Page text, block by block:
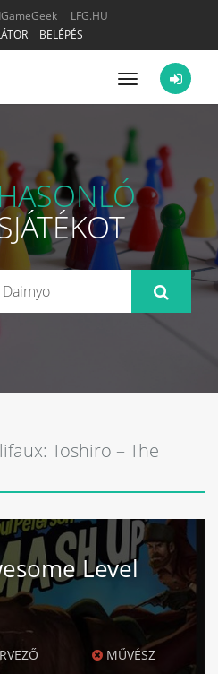
LFG.HU
BELÉPÉS
Menü
Toshiro – The
Level
MŰVÉSZ